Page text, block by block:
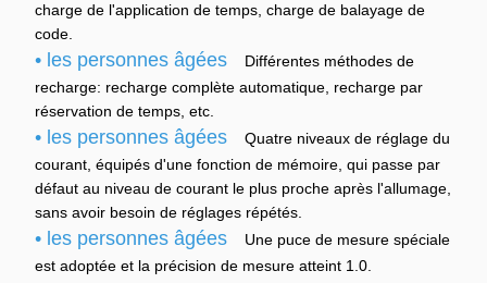
charge de l'application de temps, charge de balayage de
code.
• les personnes âgées
Différentes méthodes de
recharge: recharge complète automatique, recharge par
réservation de temps, etc.
• les personnes âgées
Quatre niveaux de réglage du
courant, équipés d'une fonction de mémoire, qui passe par
défaut au niveau de courant le plus proche après l'allumage,
sans avoir besoin de réglages répétés.
• les personnes âgées
Une puce de mesure spéciale
est adoptée et la précision de mesure atteint 1.0.